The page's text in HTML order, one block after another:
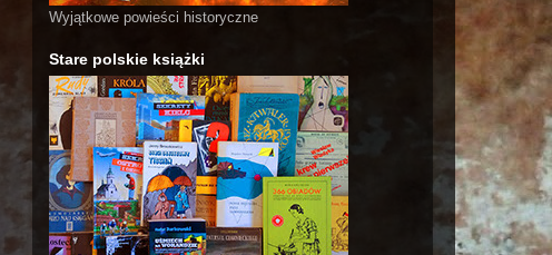
Wyjątkowe powieści historyczne
Stare polskie książki